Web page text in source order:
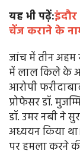
यह भी पढ़ें:
चेंज कराने के
जांच में तीन अहम
में लाल किले के
आरोपी
प्रोफेसर डॉ.
डॉ. उमर नबी ने
अध्ययन किया
पर हमला करने